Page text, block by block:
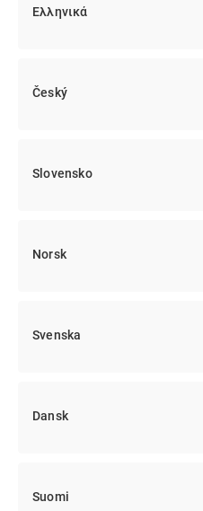
Ελληνικά
Český
Slovensko
Norsk
Svenska
Dansk
Suomi